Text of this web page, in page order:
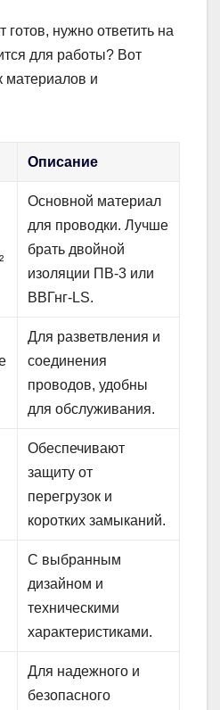
готов, нужно ответить на
для работы? Вот
материалов и
Описание
Основной материал
для проводки. Лучше
брать двойной
изоляции ПВ-3 или
ВВГнг-LS.
Для разветвления и
соединения
проводов, удобны
для обслуживания.
Обеспечивают
защиту от
перегрузок и
коротких замыканий.
С выбранным
дизайном и
техническими
характеристиками.
Для надежного и
безопасного